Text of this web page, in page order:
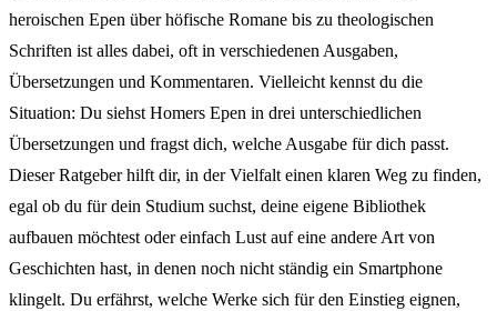
heroischen Epen über höfische Romane bis zu theologischen
Schriften ist alles dabei, oft in verschiedenen Ausgaben,
Übersetzungen und Kommentaren. Vielleicht kennst du die
Situation: Du siehst Homers Epen in drei unterschiedlichen
Übersetzungen und fragst dich, welche Ausgabe für dich passt.
Dieser Ratgeber hilft dir, in der Vielfalt einen klaren Weg zu finden,
egal ob du für dein Studium suchst, deine eigene Bibliothek
aufbauen möchtest oder einfach Lust auf eine andere Art von
Geschichten hast, in denen noch nicht ständig ein Smartphone
klingelt. Du erfährst, welche Werke sich für den Einstieg eignen,